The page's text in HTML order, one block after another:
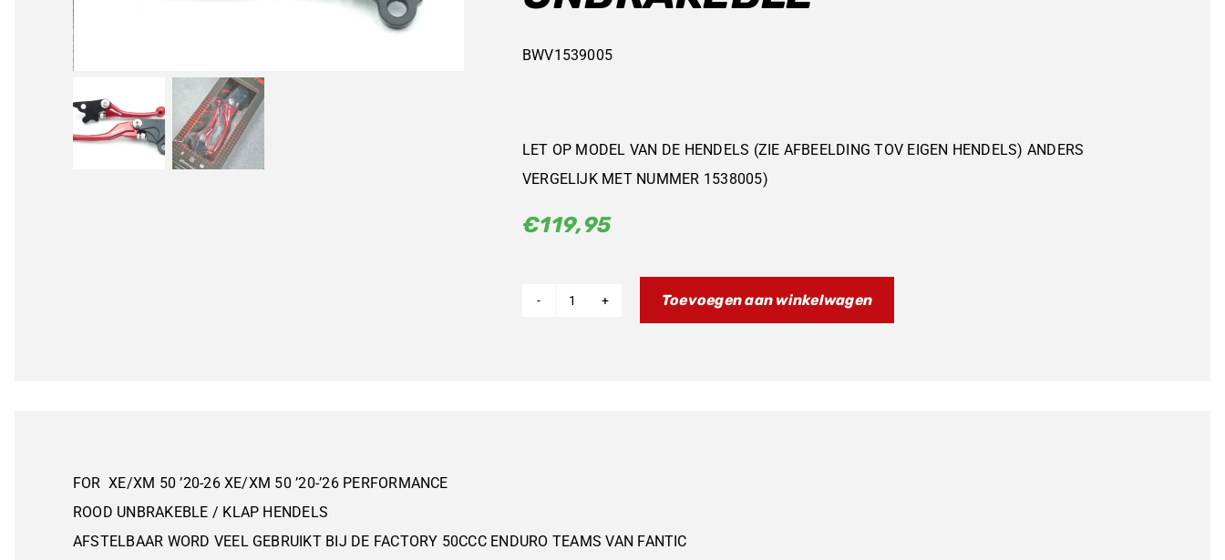
BWV1539005
LET OP MODEL VAN DE HENDELS (ZIE AFBEELDING TOV EIGEN HENDELS) ANDERS
VERGELIJK MET NUMMER 1538005)
€119,95
ROOD
Toevoegen aan winkelwagen
FOR XE/XM 50 ’20-26 XE/XM 50 ’20-’26 PERFORMANCE
ROOD UNBRAKEBLE / KLAP HENDELS
AFSTELBAAR WORD VEEL GEBRUIKT BIJ DE FACTORY 50CCC ENDURO TEAMS VAN FANTIC